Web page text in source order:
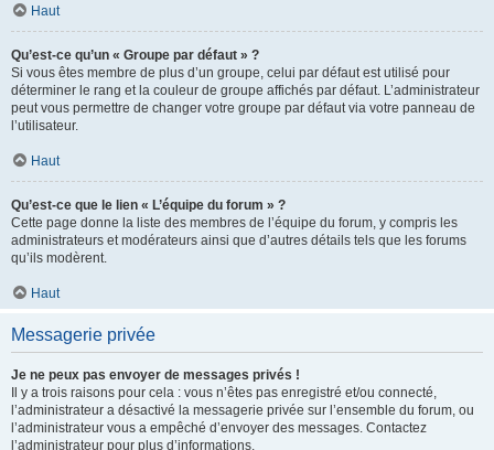
Haut
Qu’est-ce qu’un « Groupe par défaut » ?
Si vous êtes membre de plus d’un groupe, celui par défaut est utilisé pour
déterminer le rang et la couleur de groupe affichés par défaut. L’administrateur
peut vous permettre de changer votre groupe par défaut via votre panneau de
l’utilisateur.
Haut
Qu’est-ce que le lien « L’équipe du forum » ?
Cette page donne la liste des membres de l’équipe du forum, y compris les
administrateurs et modérateurs ainsi que d’autres détails tels que les forums
qu’ils modèrent.
Haut
Messagerie privée
Je ne peux pas envoyer de messages privés !
Il y a trois raisons pour cela : vous n’êtes pas enregistré et/ou connecté,
l’administrateur a désactivé la messagerie privée sur l’ensemble du forum, ou
l’administrateur vous a empêché d’envoyer des messages. Contactez
l’administrateur pour plus d’informations.